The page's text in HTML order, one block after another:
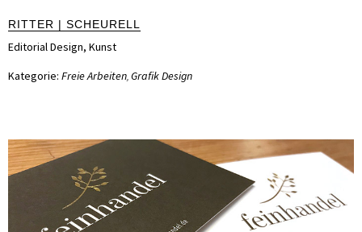
RITTER | SCHEURELL
Editorial Design, Kunst
Kategorie: Freie Arbeiten, Grafik Design